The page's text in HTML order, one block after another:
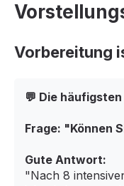
Vorbereitung
💬 Die
Frage: "Können
Gute Antwort:
"Nach 8